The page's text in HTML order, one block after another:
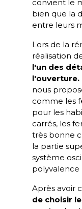
convient le
bien que la
entre leurs
Lors de la
réalisation
l'un des
l'ouverture.
nous
comme les
pour les
carrés, les
très bonne
la partie
système
polyvalence
Après avoir
de choisir